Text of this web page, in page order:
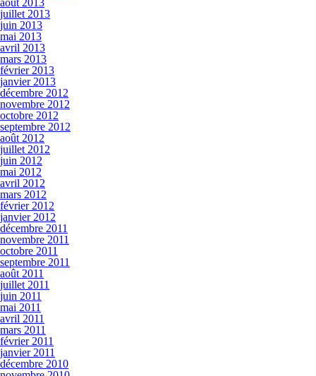
août 2013
juillet 2013
juin 2013
mai 2013
avril 2013
mars 2013
février 2013
janvier 2013
décembre 2012
novembre 2012
octobre 2012
septembre 2012
août 2012
juillet 2012
juin 2012
mai 2012
avril 2012
mars 2012
février 2012
janvier 2012
décembre 2011
novembre 2011
octobre 2011
septembre 2011
août 2011
juillet 2011
juin 2011
mai 2011
avril 2011
mars 2011
février 2011
janvier 2011
décembre 2010